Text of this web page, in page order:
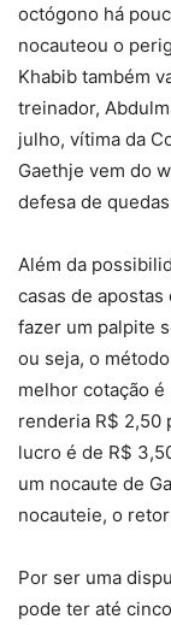
octógono há
nocauteou o
Khabib também
treinador,
julho, vítima da
Gaethje vem do
defesa de
Além da
casas de
fazer um palpite
ou seja, o
melhor cotação é
renderia R$ 2,50
lucro é de R$
um nocaute de
nocauteie, o
Por ser uma
pode ter até